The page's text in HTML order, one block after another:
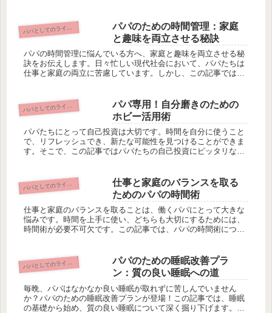
パ パとしてのライフスタイルとセルフケア
パパのための時間管理：家庭
と趣味を両立させる秘訣
パパの時間管理に悩んでいる方へ、家庭と趣味を両立させる秘
訣をお伝えします。日々忙しい現代社会において、パパたちは
仕事と家庭の両立に苦慮しています。しかし、この記事ではそ
パ パとしてのライフスタイルとセルフケア
パパ専用！自分磨きのための
ホビー活用術
パパたちにとって自己投資は大切です。時間を自分に使うこと
で、リフレッシュでき、新たな可能性を見つけることができま
す。そこで、この記事ではパパたちの自己投資にピッタリなホ
パ パとしてのライフスタイルとセルフケア
仕事と家庭のバランスを取る
ためのパパの時間術
仕事と家庭のバランスを取ることは、働くパパにとって大きな
悩みです。時間を上手に使い、どちらも大切にするためには、
時間術が必要不可欠です。この記事では、パパの時間術につい
パ パとしてのライフスタイルとセルフケア
パパのための睡眠改善プラ
ン：質の良い睡眠への道
毎晩、パパはなかなか良い睡眠が取れずに苦しんでいません
か？パパのための睡眠改善プランが登場！この記事では、睡眠
の基礎から始め、質の良い睡眠について深く掘り下げます。パ